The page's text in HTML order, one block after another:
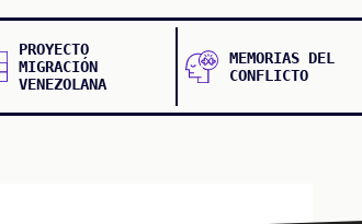
PROYECTO
MIGRACIÓN
VENEZOLANA
MEMORIAS DEL
CONFLICTO